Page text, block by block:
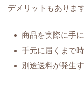
デメリットもあります
商品を実際に手
手元に届くまで
別途送料が発生